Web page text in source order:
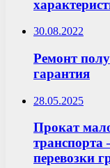
30.08.2022
Ремонт
гарантия
28.05.2025
Прокат
перевозки